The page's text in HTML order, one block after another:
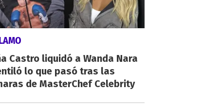
Castro liquidó a Wanda Nara
lo que pasó tras las
de MasterChef Celebrity